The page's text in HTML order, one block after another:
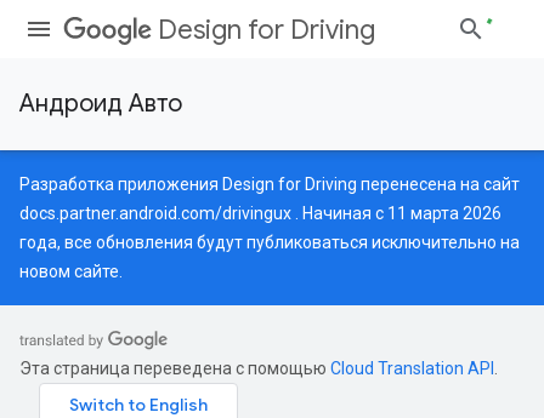
Design for Driving
Андроид Авто
Разработка приложения Design for Driving перенесена на сайт
docs.partner.android.com/drivingux . Начиная с 11 марта 2026
года, все обновления будут публиковаться исключительно на
новом сайте.
Эта страница переведена с помощью Cloud Translation API